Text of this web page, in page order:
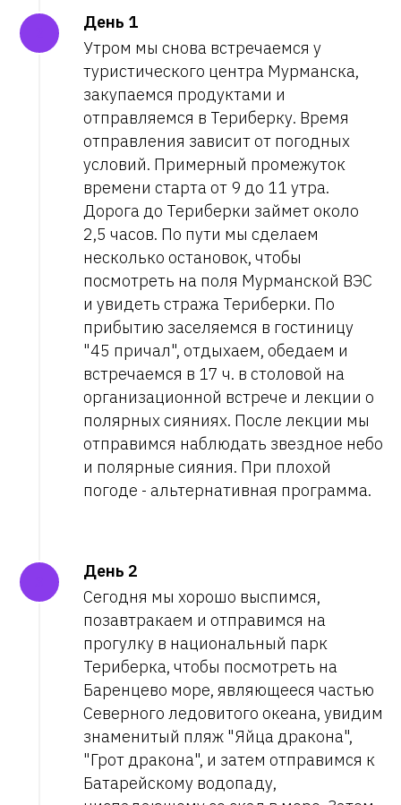
День 1
Утром мы снова встречаемся у
туристического центра Мурманска,
закупаемся продуктами и
отправляемся в Териберку. Время
отправления зависит от погодных
условий. Примерный промежуток
времени старта от 9 до 11 утра.
Дорога до Териберки займет около
2,5 часов. По пути мы сделаем
несколько остановок, чтобы
посмотреть на поля Мурманской ВЭС
и увидеть стража Териберки. По
прибытию заселяемся в гостиницу
"45 причал", отдыхаем, обедаем и
встречаемся в 17 ч. в столовой на
организационной встрече и лекции о
полярных сияниях. После лекции мы
отправимся наблюдать звездное небо
и полярные сияния. При плохой
погоде - альтернативная программа.
День 2
Сегодня мы хорошо выспимся,
позавтракаем и отправимся на
прогулку в национальный парк
Териберка, чтобы посмотреть на
Баренцево море, являющееся частью
Северного ледовитого океана, увидим
знаменитый пляж "Яйца дракона",
"Грот дракона", и затем отправимся к
Батарейскому водопаду,